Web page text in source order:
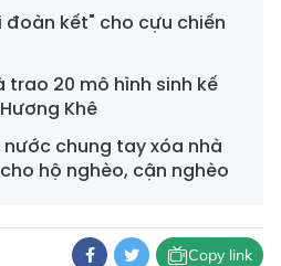
đoàn kết" cho cựu chiến
trao 20 mô hình sinh kế
Khê
chung tay xóa nhà
hộ nghèo, cận nghèo
Copy link